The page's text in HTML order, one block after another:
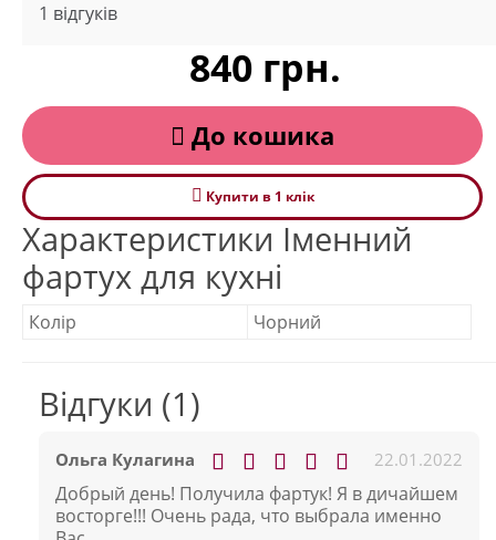
1 відгуків
840 грн.
До кошика
Купити в 1 клiк
Характеристики Іменний
фартух для кухні
Колір Чорний
Відгуки (1)
Ольга Кулагина 22.01.2022
Добрый день! Получила фартук! Я в дичайшем
восторге!!! Очень рада, что выбрала именно